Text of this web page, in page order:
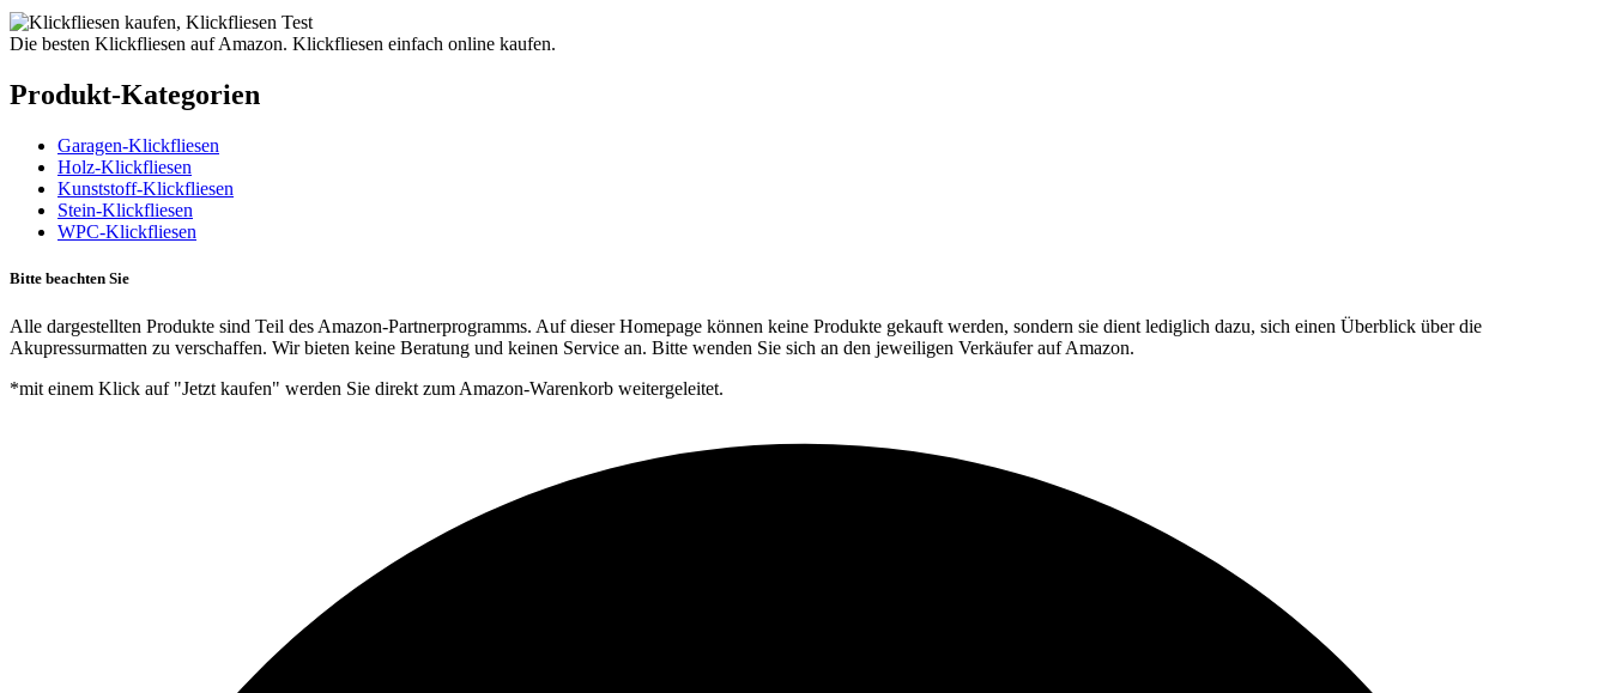
Die besten Klickfliesen auf Amazon. Klickfliesen einfach online kaufen.
Produkt-Kategorien
Garagen-Klickfliesen
Holz-Klickfliesen
Kunststoff-Klickfliesen
Stein-Klickfliesen
WPC-Klickfliesen
Bitte beachten Sie
Alle dargestellten Produkte sind Teil des Amazon-Partnerprogramms. Auf dieser Homepage können keine Produkte gekauft werden, sondern sie dient lediglich dazu, sich einen Überblick über die
Akupressurmatten zu verschaffen. Wir bieten keine Beratung und keinen Service an. Bitte wenden Sie sich an den jeweiligen Verkäufer auf Amazon.
*mit einem Klick auf "Jetzt kaufen" werden Sie direkt zum Amazon-Warenkorb weitergeleitet.